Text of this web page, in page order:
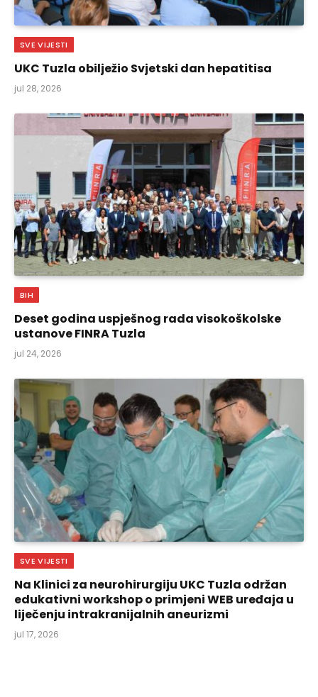
SVE VIJESTI
UKC Tuzla obilježio Svjetski dan hepatitisa
jul 28, 2026
BIH
Deset godina uspješnog rada visokoškolske
ustanove FINRA Tuzla
jul 24, 2026
SVE VIJESTI
Na Klinici za neurohirurgiju UKC Tuzla održan
edukativni workshop o primjeni WEB uređaja u
liječenju intrakranijalnih aneurizmi
jul 17, 2026